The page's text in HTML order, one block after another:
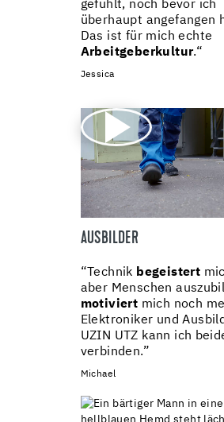
gefühlt, noch bevor ich
überhaupt angefangen
Das ist für mich echte
Arbeitgeberkultur.“
Jessica
AUSBILDER
“Technik begeistert
aber Menschen
motiviert mich noch
Elektroniker und
UZIN UTZ kann ich
verbinden.”
Michael